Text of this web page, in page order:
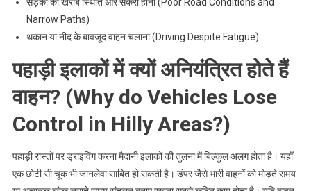
Narrow Paths)
थकान या नींद के बावजूद वाहन चलाना (Driving Despite Fatigue)
पहाड़ी इलाकों में क्यों अनियंत्रित होते हैं
वाहन? (Why do Vehicles Lose
Control in Hilly Areas?)
पहाड़ी रास्तों पर ड्राइविंग करना मैदानी इलाकों की तुलना में बिल्कुल अलग होता है। यहाँ
एक छोटी सी चूक भी जानलेवा साबित हो सकती है। डंपर जैसे भारी वाहनों को मोड़ते समय